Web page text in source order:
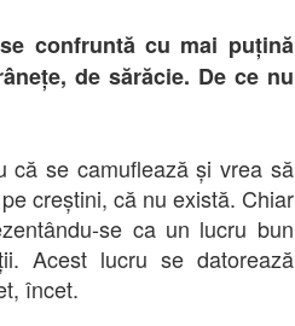
confruntă cu mai puțină
de sărăcie. De ce nu
că se camuflează și vrea să
creștini, că nu există. Chiar
se ca un lucru bun
Acest lucru se datorează
încet.